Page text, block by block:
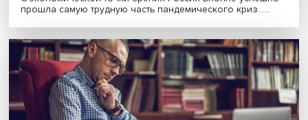
Родственники, начальство, изоляция:
исследователи Вышки узнали, что
стресс у работников на удаленке, и как он
влияет на здоровье
Несмотря на то, что около 70% работников оценили
удаленную работу как положительный опыт,